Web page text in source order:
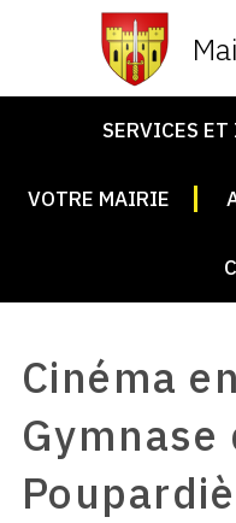
SERVICES ET
VOTRE MAIRIE
Cinéma
Gymnase